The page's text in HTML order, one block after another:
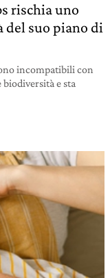
rischia uno
del suo piano di
incompatibili con
e sta